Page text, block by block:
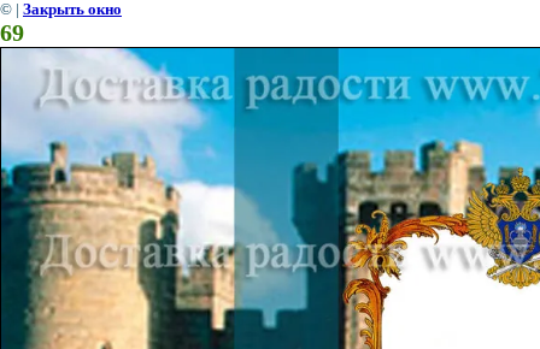
© | Закрыть окно
69